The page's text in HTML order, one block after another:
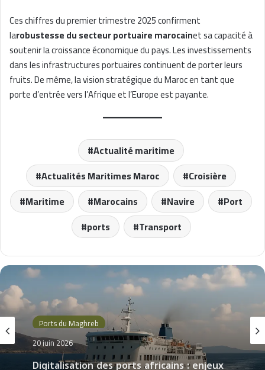
Ces chiffres du premier trimestre 2025 confirment
larobustesse du secteur portuaire marocainet sa capacité à
soutenir la croissance économique du pays. Les investissements
dans les infrastructures portuaires continuent de porter leurs
fruits. De même, la vision stratégique du Maroc en tant que
porte d’entrée vers l’Afrique et l’Europe est payante.
Actualité maritime
Actualités Maritimes Maroc
Croisière
Maritime
Marocains Navire
Port
ports
Transport
Ports du Maghreb
20 juin 2026
Digitalisation des ports africains : enjeux
pour Tanger Med